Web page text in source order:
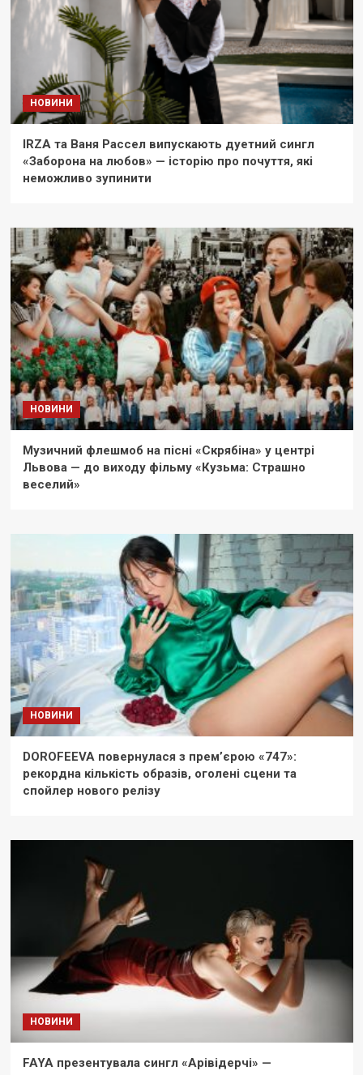
НОВИНИ
IRZA та Ваня Рассел випускають дуетний сингл
«Заборона на любов» — історію про почуття, які
неможливо зупинити
НОВИНИ
Музичний флешмоб на пісні «Скрябіна» у центрі
Львова — до виходу фільму «Кузьма: Страшно
веселий»
НОВИНИ
DOROFEEVA повернулася з прем’єрою «747»:
рекордна кількість образів, оголені сцени та
спойлер нового релізу
НОВИНИ
FAYA презентувала сингл «Арівідерчі» —